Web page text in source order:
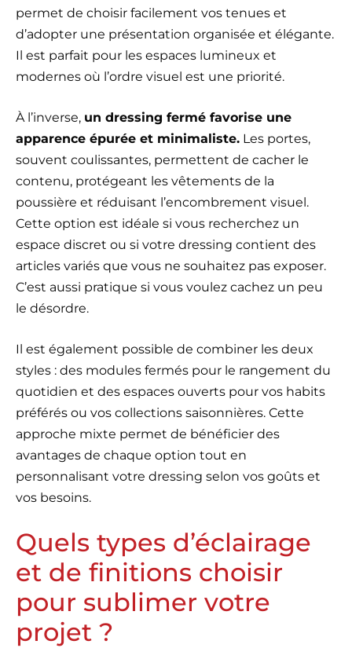
permet de choisir facilement vos tenues et
d’adopter une présentation organisée et élégante.
Il est parfait pour les espaces lumineux et
modernes où l’ordre visuel est une priorité.
À l’inverse, un dressing fermé favorise une
apparence épurée et minimaliste. Les portes,
souvent coulissantes, permettent de cacher le
contenu, protégeant les vêtements de la
poussière et réduisant l’encombrement visuel.
Cette option est idéale si vous recherchez un
espace discret ou si votre dressing contient des
articles variés que vous ne souhaitez pas exposer.
C’est aussi pratique si vous voulez cachez un peu
le désordre.
Il est également possible de combiner les deux
styles : des modules fermés pour le rangement du
quotidien et des espaces ouverts pour vos habits
préférés ou vos collections saisonnières. Cette
approche mixte permet de bénéficier des
avantages de chaque option tout en
personnalisant votre dressing selon vos goûts et
vos besoins.
Quels types d’éclairage
et de finitions choisir
pour sublimer votre
projet ?